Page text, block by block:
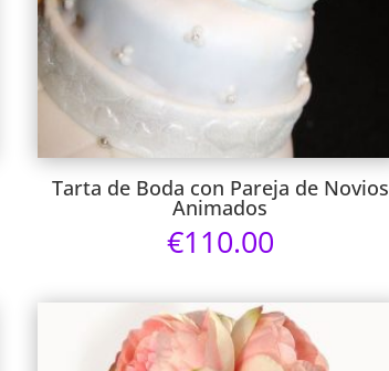
Tarta de Boda con Pareja de Novios
Animados
€110.00